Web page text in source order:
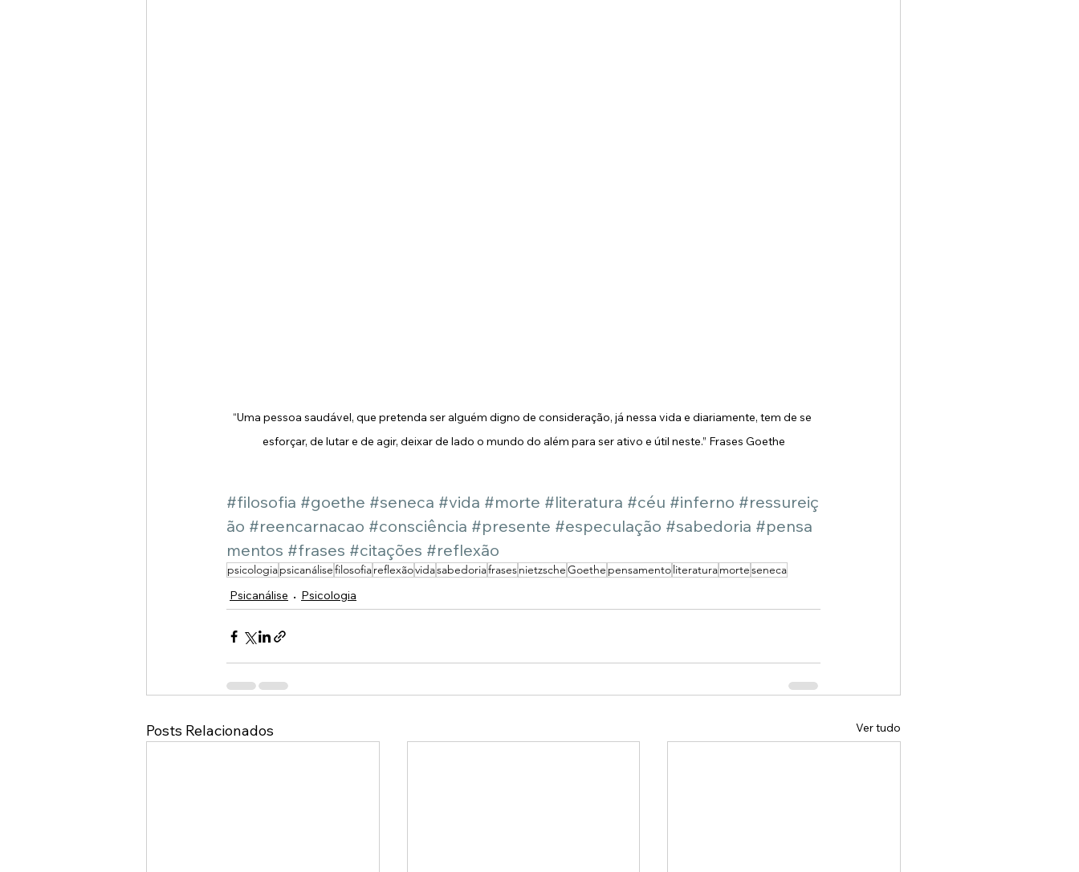
“Uma pessoa saudável, que pretenda ser alguém digno de consideração, já nessa vida e diariamente, tem de se
esforçar, de lutar e de agir, deixar de lado o mundo do além para ser ativo e útil neste.” Frases Goethe
#filosofia #goethe #seneca #vida #morte #literatura #céu #inferno #ressureiç
ão #reencarnacao #consciência #presente #especulação #sabedoria #pensa
mentos #frases #citações #reflexão
psicologiapsicanálisefilosofiareflexãovidasabedoriafrasesnietzscheGoethe pensamentoliteraturamorteseneca
Psicanálise
Psicologia
Posts Relacionados Ver tudo